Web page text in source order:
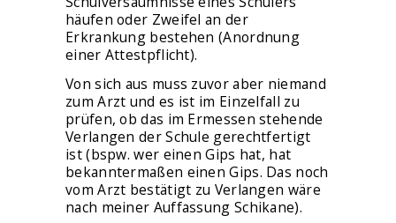
häufen oder Zweifel an der
Erkrankung bestehen (Anordnung
einer Attestpflicht).
Von sich aus muss zuvor aber niemand
zum Arzt und es ist im Einzelfall zu
prüfen, ob das im Ermessen stehende
Verlangen der Schule gerechtfertigt
ist (bspw. wer einen Gips hat, hat
bekanntermaßen einen Gips. Das noch
vom Arzt bestätigt zu Verlangen wäre
nach meiner Auffassung Schikane).